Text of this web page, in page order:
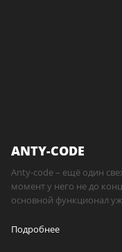
ANTY-CODE
Anty-code – ещё один
момент у него не до
основной функционал
Подробнее